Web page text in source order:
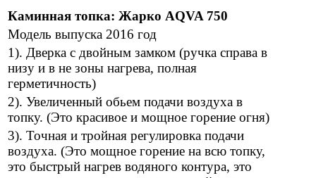
Каминная топка: Жарко AQVA 750
Модель выпуска 2016 год
1). Дверка с двойным замком (ручка справа в
низу и в не зоны нагрева, полная
герметичность)
2). Увеличенный обьем подачи воздуха в
топку. (Это красивое и мощное горение огня)
3). Точная и тройная регулировка подачи
воздуха. (Это мощное горение на всю топку,
это быстрый нагрев водяного контура, это